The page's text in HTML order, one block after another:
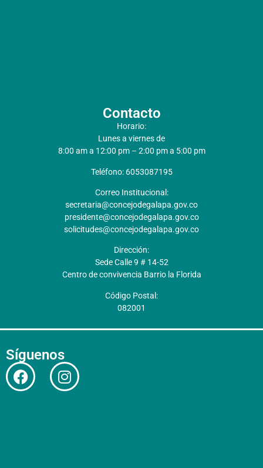
Contacto
Horario:
Lunes a viernes de
8:00 am a 12:00 pm – 2:00 pm a 5:00 pm
Teléfono: 6053087195
Correo Institucional:
secretaria@concejodegalapa.gov.co
presidente@concejodegalapa.gov.co
solicitudes@concejodegalapa.gov.co
Dirección:
Sede Calle 9 # 14-52
Centro de convivencia Barrio la Florida
Código Postal:
082001
Síguenos